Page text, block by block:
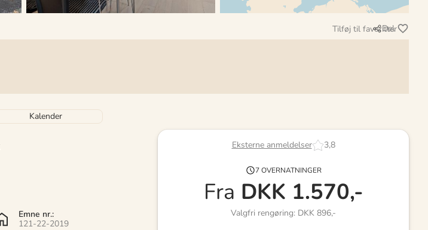
Tilføj til favoritter
Del
Kalender
Emne nr.:
121-22-2019
Eksterne anmeldelser 3,8
7 OVERNATNINGER
Fra DKK 1.570,-
Valgfri rengøring: DKK 896,-